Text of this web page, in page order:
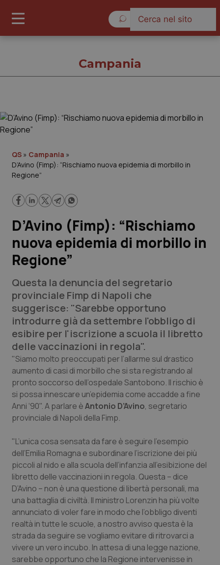
Governo e Parlamento
Regioni e Asl
Lavoro e Professioni
Scienza e Farmaci
Studi e Analisi
Lettere al direttore
Edizioni Regionali
QS Pro
Professionisti Sanitari.AI
Abruzzo
Basilicata
Calabria
Campania
Emilia-Romagna
Friuli Venezia Giulia
Lazio
QS Pro Gold
Artrite & artrosi
Asma & BPCO
Car-T
Colesterolo & coronaropatie
Dermatite Atopica
Diabete & glucometri
QS Club Newsletter
Campania
QS » Campania »
D’Avino (Fimp): “Rischiamo nuova epidemia di morbillo in
Regione”
D’Avino (Fimp): “Rischiamo
nuova epidemia di morbillo in
Regione”
Questa la denuncia del segretario
provinciale Fimp di Napoli che
suggerisce: "Sarebbe opportuno
introdurre già da settembre l'obbligo di
esibire per l'iscrizione a scuola il libretto
delle vaccinazioni in regola".
"Siamo molto preoccupati per l’allarme sul drastico
aumento di casi di morbillo che si sta registrando al
pronto soccorso dell’ospedale Santobono. Il rischio è
si possa innescare un’epidemia come accadde a fine
Anni ‘90". A parlare èAntonio D’Avino, segretario
provinciale di Napoli della Fimp.
"L’unica cosa sensata da fare è seguire l’esempio
dell’Emilia Romagna e subordinare l’iscrizione dei più
piccoli al nido e alla scuola dell’infanzia all’esibizione del
libretto delle vaccinazioni in regola. Questa – dice
D’Avino – non è una questione di libertà personali, ma
una battaglia di civiltà. Il ministro Lorenzin ha più volte
annunciato di voler fare in modo che l’obbligo diventi
realtà in tutte le scuole, a nostro avviso questa è la
strada da seguire se vogliamo evitare di ritrovarci a
vivere un vero incubo. In attesa di una legge nazione,
sarebbe opportuno che la Regione intervenisse in